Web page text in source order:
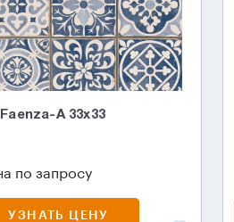
Faenza-A 33x33
по запросу
УЗНАТЬ ЦЕНУ